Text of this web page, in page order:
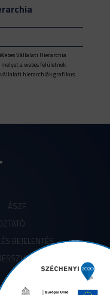
Vállalati Hierarchia
a webes felületnek
hierarchiák grafikus
ÁSZF
BEJELENTÉS